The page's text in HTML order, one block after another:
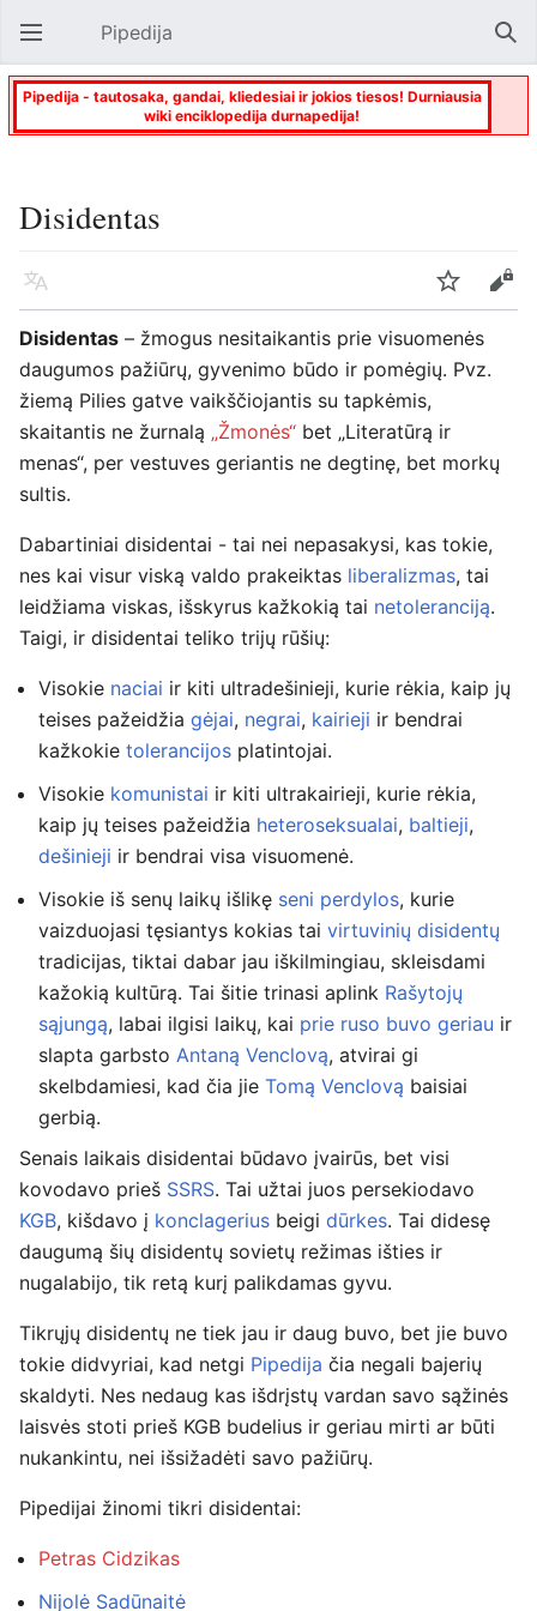
Atverti pagrindinį meniu Pipedija
Pipedija - tautosaka, gandai, kliedesiai ir jokios tiesos! Durniausia
wiki enciklopedija durnapedija!
Disidentas
Kalba Stebėti
Keisti
Disidentas – žmogus nesitaikantis prie visuomenės
daugumos pažiūrų, gyvenimo būdo ir pomėgių. Pvz.
žiemą Pilies gatve vaikščiojantis su tapkėmis,
skaitantis ne žurnalą „Žmonės“ bet „Literatūrą ir
menas“, per vestuves geriantis ne degtinę, bet morkų
sultis.
Dabartiniai disidentai - tai nei nepasakysi, kas tokie,
nes kai visur viską valdo prakeiktas liberalizmas, tai
leidžiama viskas, išskyrus kažkokią tai netoleranciją.
Taigi, ir disidentai teliko trijų rūšių:
Visokie naciai ir kiti ultradešinieji, kurie rėkia, kaip jų
teises pažeidžia gėjai, negrai, kairieji ir bendrai
kažkokie tolerancijos platintojai.
Visokie komunistai ir kiti ultrakairieji, kurie rėkia,
kaip jų teises pažeidžia heteroseksualai, baltieji,
dešinieji ir bendrai visa visuomenė.
Visokie iš senų laikų išlikę seni perdylos, kurie
vaizduojasi tęsiantys kokias tai virtuvinių disidentų
tradicijas, tiktai dabar jau iškilmingiau, skleisdami
kažokią kultūrą. Tai šitie trinasi aplink Rašytojų
sąjungą, labai ilgisi laikų, kai prie ruso buvo geriau ir
slapta garbsto Antaną Venclovą, atvirai gi
skelbdamiesi, kad čia jie Tomą Venclovą baisiai
gerbią.
Senais laikais disidentai būdavo įvairūs, bet visi
kovodavo prieš SSRS. Tai užtai juos persekiodavo
KGB, kišdavo į konclagerius beigi dūrkes. Tai didesę
daugumą šių disidentų sovietų režimas išties ir
nugalabijo, tik retą kurį palikdamas gyvu.
Tikrųjų disidentų ne tiek jau ir daug buvo, bet jie buvo
tokie didvyriai, kad netgi Pipedija čia negali bajerių
skaldyti. Nes nedaug kas išdrįstų vardan savo sąžinės
laisvės stoti prieš KGB budelius ir geriau mirti ar būti
nukankintu, nei išsižadėti savo pažiūrų.
Pipedijai žinomi tikri disidentai:
Petras Cidzikas
Nijolė Sadūnaitė